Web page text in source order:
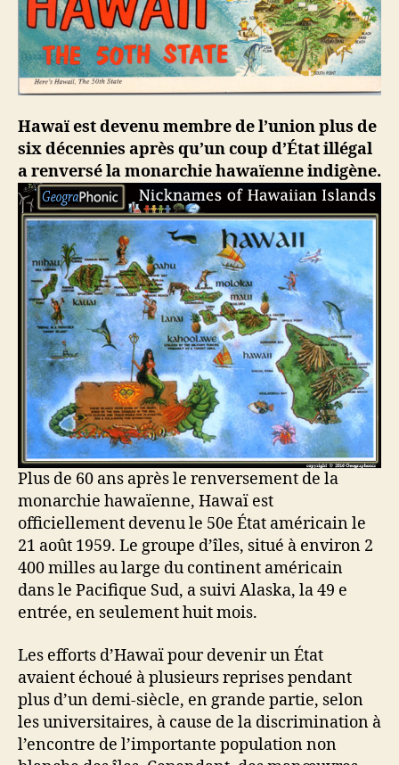
Hawaï est devenu membre de l’union plus de
six décennies après qu’un coup d’État illégal
a renversé la monarchie hawaïenne indigène.
Plus de 60 ans après le renversement de la
monarchie hawaïenne, Hawaï est
officiellement devenu le 50e État américain le
21 août 1959. Le groupe d’îles, situé à environ 2
400 milles au large du continent américain
dans le Pacifique Sud, a suivi Alaska, la 49 e
entrée, en seulement huit mois.
Les efforts d’Hawaï pour devenir un État
avaient échoué à plusieurs reprises pendant
plus d’un demi-siècle, en grande partie, selon
les universitaires, à cause de la discrimination à
l’encontre de l’importante population non